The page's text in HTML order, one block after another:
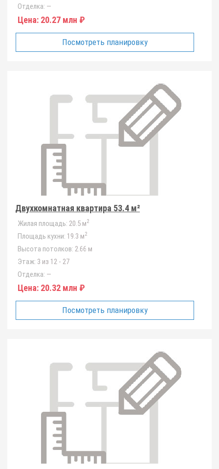
Отделка: —
Цена: 20.27 млн ₽
Посмотреть планировку
Двухкомнатная квартира 53.4 м²
Жилая площадь: 20.5 м2
Площадь кухни: 19.3 м2
Высота потолков: 2.66 м
Этаж: 3 из 12 - 27
Отделка: —
Цена: 20.32 млн ₽
Посмотреть планировку